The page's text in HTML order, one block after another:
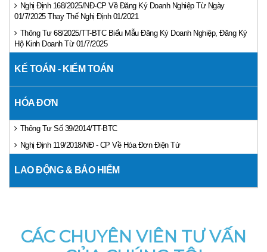
Nghị Định 168/2025/NĐ-CP Về Đăng Ký Doanh Nghiệp Từ Ngày
01/7/2025 Thay Thế Nghị Định 01/2021
Thông Tư 68/2025/TT-BTC Biểu Mẫu Đăng Ký Doanh Nghiệp, Đăng Ký
Hộ Kinh Doanh Từ 01/7/2025
KẾ TOÁN - KIỂM TOÁN
HÓA ĐƠN
Thông Tư Số 39/2014/TT-BTC
Nghị Định 119/2018/NĐ - CP Về Hóa Đơn Điện Tử
LAO ĐỘNG & BẢO HIỂM
CÁC CHUYÊN VIÊN TƯ VẤN